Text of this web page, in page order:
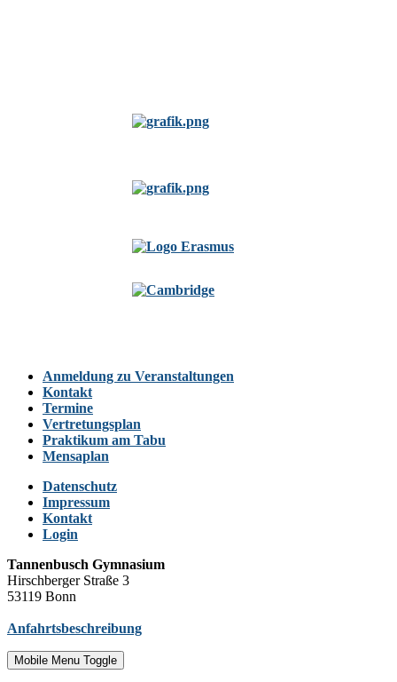
Anmeldung zu Veranstaltungen
Kontakt
Termine
Vertretungsplan
Praktikum am Tabu
Mensaplan
Datenschutz
Impressum
Kontakt
Login
Tannenbusch Gymnasium
Hirschberger Straße 3
53119 Bonn
Anfahrtsbeschreibung
Mobile Menu Toggle